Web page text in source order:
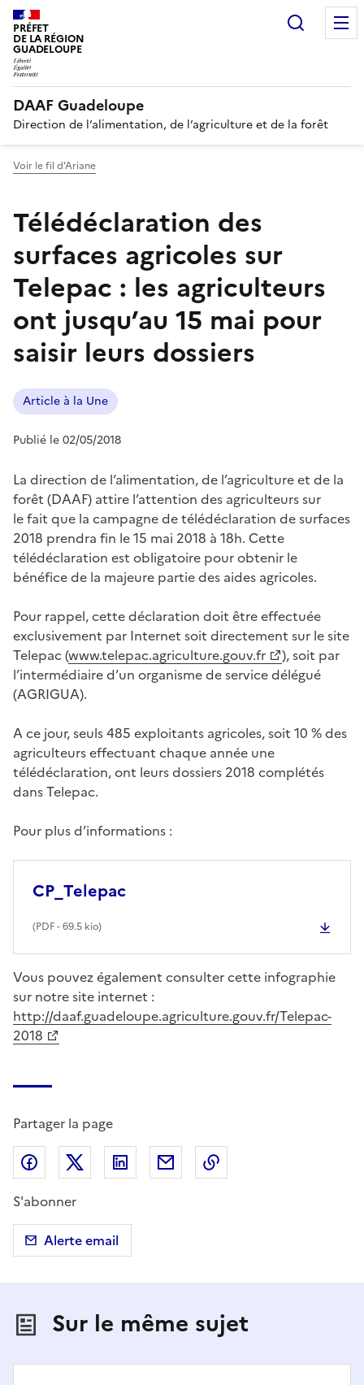
PRÉFET
DE LA RÉGION
GUADELOUPE
DAAF Guadeloupe
Direction de l’alimentation, de l’agriculture et de la forêt
Voir le fil d'Ariane
Télédéclaration des
surfaces agricoles sur
Telepac : les agriculteurs
ont jusqu’au 15 mai pour
saisir leurs dossiers
Article à la Une
Publié le 02/05/2018
La direction de l’alimentation, de l’agriculture et de la
forêt (DAAF) attire l’attention des agriculteurs sur
le fait que la campagne de télédéclaration de surfaces
2018 prendra fin le 15 mai 2018 à 18h. Cette
télédéclaration est obligatoire pour obtenir le
bénéfice de la majeure partie des aides agricoles.
Pour rappel, cette déclaration doit être effectuée
exclusivement par Internet soit directement sur le site
Telepac (www.telepac.agriculture.gouv.fr
), soit par
l’intermédiaire d’un organisme de service délégué
(AGRIGUA).
A ce jour, seuls 485 exploitants agricoles, soit 10 % des
agriculteurs effectuant chaque année une
télédéclaration, ont leurs dossiers 2018 complétés
dans Telepac.
Pour plus d’informations :
CP_Telepac
(PDF- 69.5 kio)
Vous pouvez également consulter cette infographie
sur notre site internet :
http://daaf.guadeloupe.agriculture.gouv.fr/Telepac-
2018
Partager la page
Partager sur Facebook
Partager sur X (anciennement Twitter)
Partager sur LinkedIn
Partager par email
S'abonner
Alerte email
Sur le même sujet